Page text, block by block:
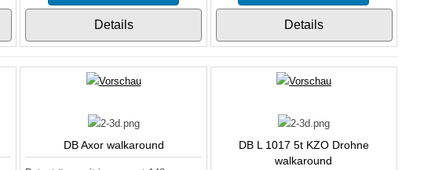
Details Details
DB Axor walkaround
DB L 1017 5t KZO Drohne
walkaround